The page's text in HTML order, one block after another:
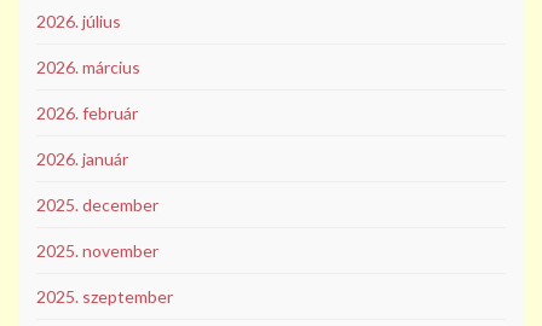
2026. július
2026. március
2026. február
2026. január
2025. december
2025. november
2025. szeptember